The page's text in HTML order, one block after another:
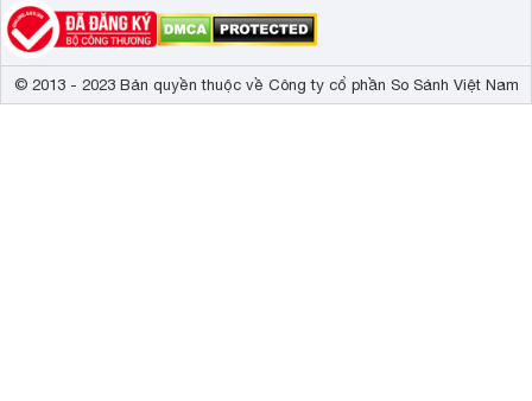
© 2013 - 2023 Bản quyền thuộc về Công ty cổ phần So Sánh Việt Nam